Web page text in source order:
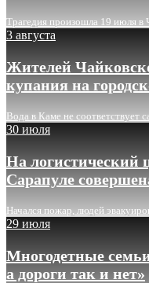
Трагедия произошла 19 июля в
3 августа
Жителей
купания на
Вода в Каме не соответствует
30 июля
На логистический
Сарапуле
Начался пожар, людей
29 июля
Многодетные
а дороги так и нет»